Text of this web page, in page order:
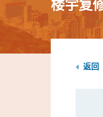
楼宇复
返回